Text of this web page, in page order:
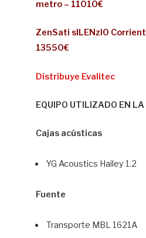
metro – 11010€
ZenSati sILENzIO
13550€
Distribuye Evalitec
EQUIPO UTILIZADO EN
Cajas acústicas
YG Acoustics Hailey 1.2
Fuente
Transporte MBL 1621A